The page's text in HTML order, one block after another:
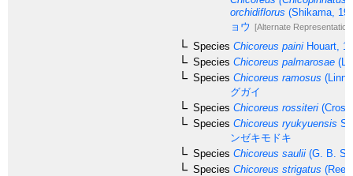
orchidiflorus (Shikama,
ョウ [Alternate
Species Chicoreus paini Houart,
Species Chicoreus palmarosae
Species Chicoreus ramosus
グガイ
Species Chicoreus rossiteri
Species Chicoreus ryukyuensis
ンゼキモドキ
Species Chicoreus saulii (G. B.
Species Chicoreus strigatus